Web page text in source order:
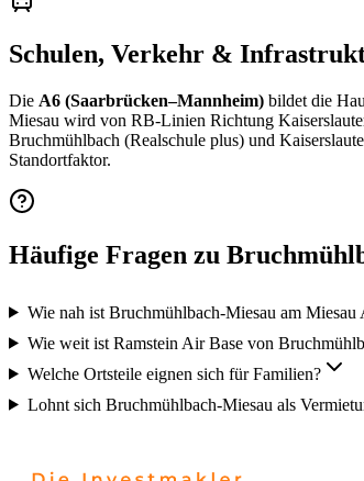
Schulen, Verkehr &
Die A6 (Saarbrücken–Mannheim) bildet die
Miesau wird von RB-Linien Richtung
Bruchmühlbach (Realschule plus) und
Standortfaktor.
Häufige Fragen zu
Wie nah ist Bruchmühlbach-Miesau am Miesau
Wie weit ist Ramstein Air Base von
Welche Ortsteile eignen sich für Familien?
Lohnt sich Bruchmühlbach-Miesau als